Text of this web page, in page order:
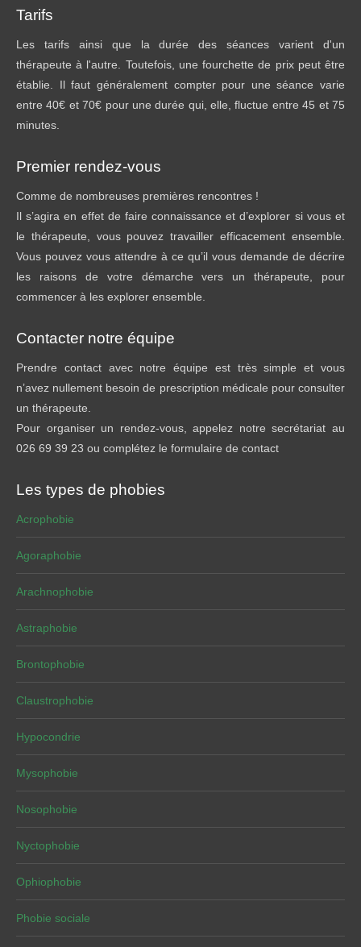
Tarifs
Les tarifs ainsi que la durée des séances varient d'un
thérapeute à l'autre. Toutefois, une fourchette de prix peut être
établie. Il faut généralement compter pour une séance varie
entre 40€ et 70€ pour une durée qui, elle, fluctue entre 45 et 75
minutes.
Premier rendez-vous
Comme de nombreuses premières rencontres !
Il s’agira en effet de faire connaissance et d’explorer si vous et
le thérapeute, vous pouvez travailler efficacement ensemble.
Vous pouvez vous attendre à ce qu’il vous demande de décrire
les raisons de votre démarche vers un thérapeute, pour
commencer à les explorer ensemble.
Contacter notre équipe
Prendre contact avec notre équipe est très simple et vous
n’avez nullement besoin de prescription médicale pour consulter
un thérapeute.
Pour organiser un rendez-vous, appelez notre secrétariat au
026 69 39 23 ou complétez le formulaire de contact
Les types de phobies
Acrophobie
Agoraphobie
Arachnophobie
Astraphobie
Brontophobie
Claustrophobie
Hypocondrie
Mysophobie
Nosophobie
Nyctophobie
Ophiophobie
Phobie sociale